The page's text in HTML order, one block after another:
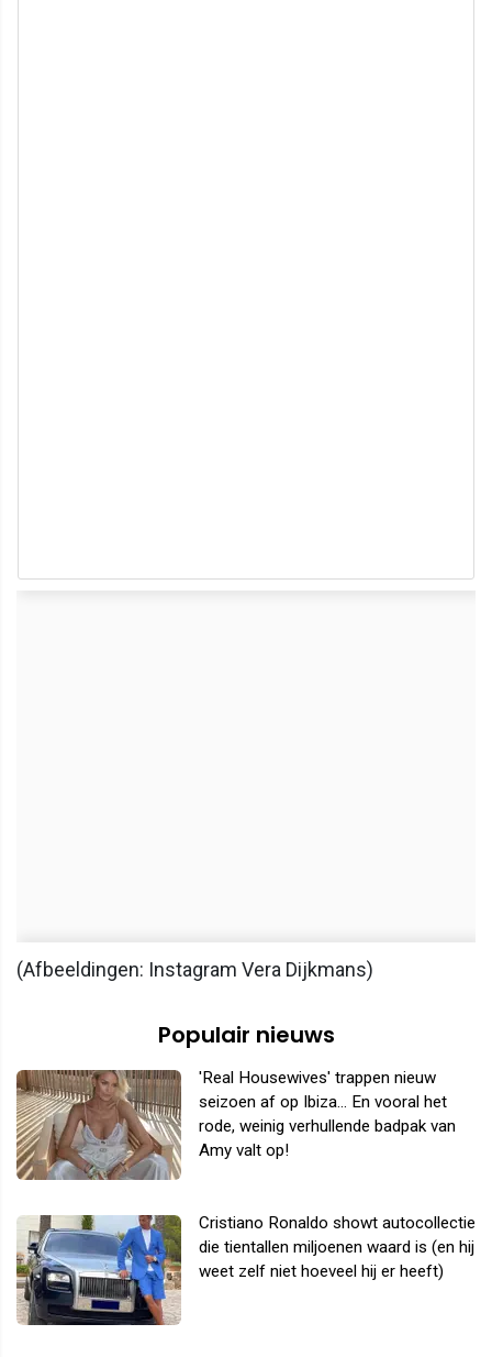
(Afbeeldingen: Instagram Vera Dijkmans)
Populair nieuws
'Real Housewives' trappen nieuw
seizoen af op Ibiza... En vooral het
rode, weinig verhullende badpak van
Amy valt op!
Cristiano Ronaldo showt autocollectie
die tientallen miljoenen waard is (en hij
weet zelf niet hoeveel hij er heeft)